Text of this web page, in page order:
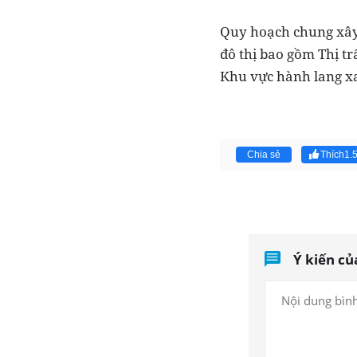
Quy hoạch chung
đô thị bao gồm Thị
Khu vực hành lang
Chia sẻ Thích
Ý kiến